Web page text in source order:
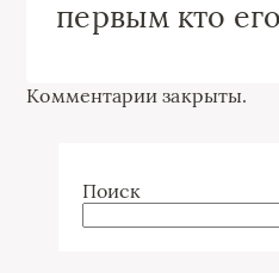
первым кто
Комментарии закрыты.
Поиск